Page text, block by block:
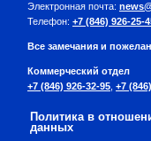
Электронная почта:
Телефон: +7 (846) 926-25-
Все замечания и
Коммерческий отдел
+7 (846) 926-32-95, +7
Политика в
данных